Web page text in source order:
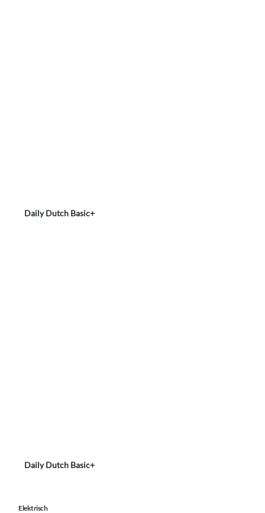
Daily Dutch Basic+
Daily Dutch Basic+
Elektrisch